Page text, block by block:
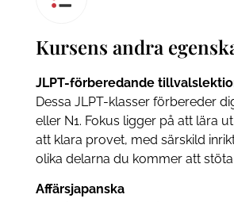
Kursens andra
JLPT-förberedande
Dessa JLPT-klasser förbereder
eller N1. Fokus ligger på att lära
att klara provet, med särskild
olika delarna du kommer att stöta
Affärsjapanska